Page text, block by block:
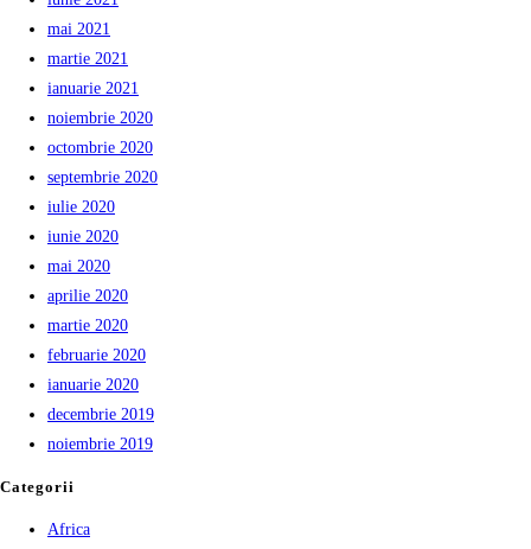
mai 2021
martie 2021
ianuarie 2021
noiembrie 2020
octombrie 2020
septembrie 2020
iulie 2020
iunie 2020
mai 2020
aprilie 2020
martie 2020
februarie 2020
ianuarie 2020
decembrie 2019
noiembrie 2019
Categorii
Africa